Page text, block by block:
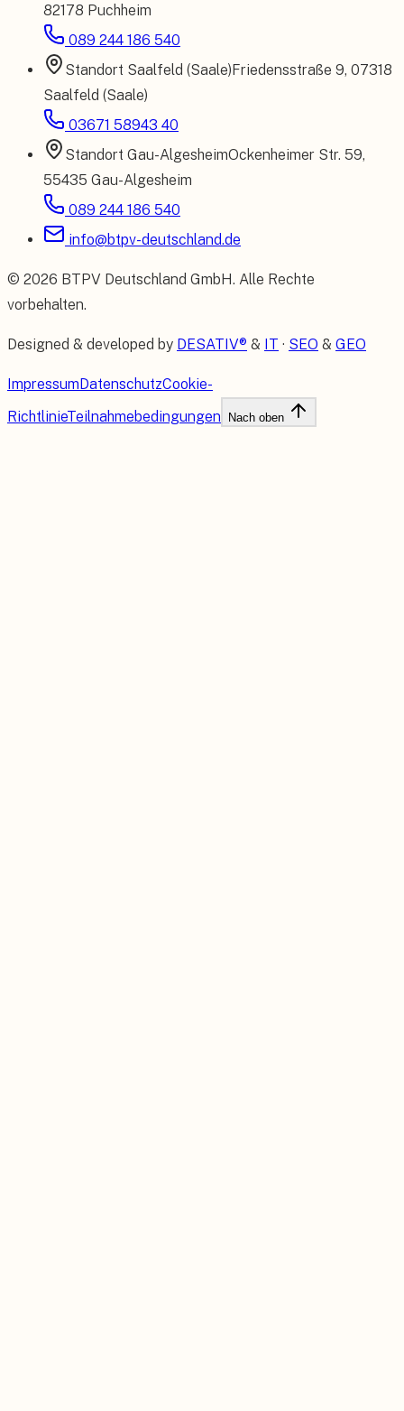
82178 Puchheim
089 244 186 540
Standort Saalfeld (Saale)Friedensstraße 9, 07318
Saalfeld (Saale)
03671 58943 40
Standort Gau-AlgesheimOckenheimer Str. 59,
55435 Gau-Algesheim
089 244 186 540
info@btpv-deutschland.de
© 2026 BTPV Deutschland GmbH. Alle Rechte
vorbehalten.
Designed & developed by DESATIV® & IT · SEO & GEO
ImpressumDatenschutzCookie-
RichtlinieTeilnahmebedingungen Nach oben